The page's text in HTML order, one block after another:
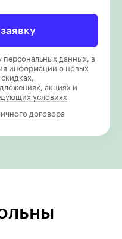
персональных данных, в
информации о новых
акциях и
условиях
договора